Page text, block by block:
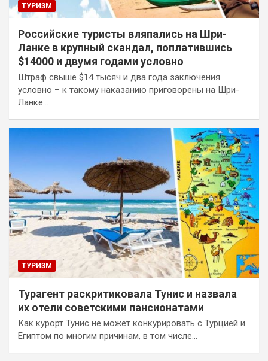
ТУРИЗМ
Российские туристы вляпались на Шри-
Ланке в крупный скандал, поплатившись
$14000 и двумя годами условно
Штраф свыше $14 тысяч и два года заключения
условно – к такому наказанию приговорены на Шри-
Ланке…
ТУРИЗМ
Турагент раскритиковала Тунис и назвала
их отели советскими пансионатами
Как курорт Тунис не может конкурировать с Турцией и
Египтом по многим причинам, в том числе…